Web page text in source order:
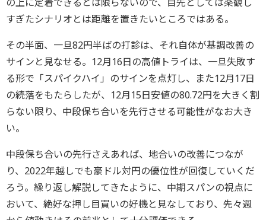
すぎたシナリオとは距離を置きたいところではある。
その半面、一旦82円半ばの打診は、それ自体が基調改善の
サインと見なせる。12月16日の高値トライは、一旦失敗す
る形で「スパイクハイ」のサインを点灯し、また12月17日
の続落をもたらしたが、12月15日安値の80.72円を大きく割
らない限り、中段保ち合いを先行させる可能性がなお大き
い。
中段保ち合いの先行さえあれば、地合いの改善につなが
り、2022年越しでも豪ドル対円の優位性が回復していくだ
ろう。繰り返し解説してきたように、中期スパンの視点に
おいて、絶好な押し目買いの好機と見なしており、先々週